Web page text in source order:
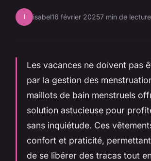
I isabel16 février 20257 min de lecture
Les vacances ne doivent pas
par la gestion des
maillots de bain menstruels
solution astucieuse pour
sans inquiétude. Ces
confort et praticité,
de se libérer des tracas tout